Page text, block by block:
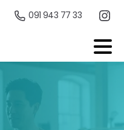
091 943 77 33